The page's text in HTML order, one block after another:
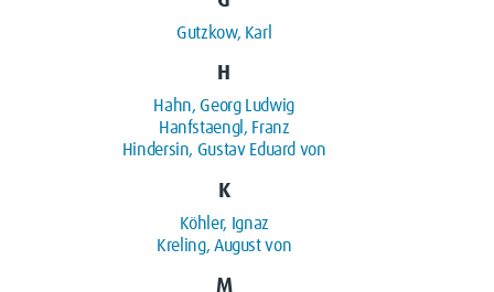
Gutzkow, Karl
H
Hahn, Georg Ludwig
Hanfstaengl, Franz
Hindersin, Gustav Eduard von
K
Köhler, Ignaz
Kreling, August von
M